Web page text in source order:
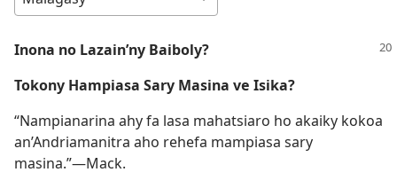
Inona no Lazain’ny Baiboly?
Tokony Hampiasa Sary Masina ve Isika?
“Nampianarina ahy fa lasa mahatsiaro ho akaiky kokoa
an’Andriamanitra aho rehefa mampiasa sary
masina.”—Mack.